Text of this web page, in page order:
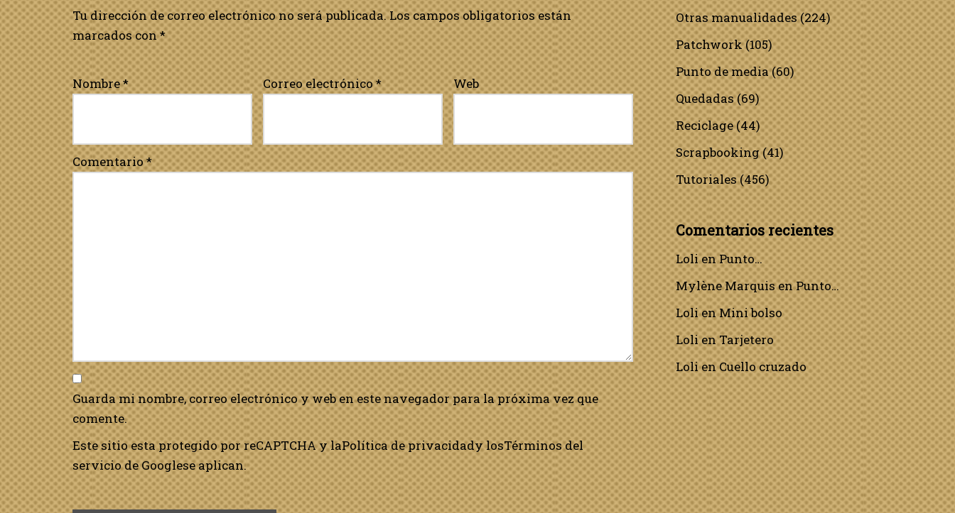
Tu dirección de correo electrónico no será publicada. Los campos obligatorios están
marcados con*
Nombre* Correo electrónico* Web
Comentario*
Guarda mi nombre, correo electrónico y web en este navegador para la próxima vez que
comente.
Este sitio esta protegido por reCAPTCHA y laPolítica de privacidady losTérminos del
servicio de Googlese aplican.
Otras manualidades(224)
Patchwork(105)
Punto de media(60)
Quedadas(69)
Reciclage(44)
Scrapbooking(41)
Tutoriales(456)
Comentarios recientes
LolienPunto…
Mylène MarquisenPunto…
LolienMini bolso
LolienTarjetero
LolienCuello cruzado